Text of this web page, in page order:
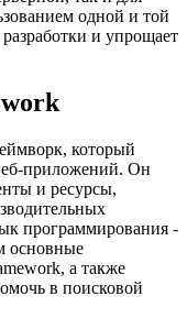
одной и той
и упрощает
который
приложений. Он
и ресурсы,
программирования -
основные
а также
в поисковой